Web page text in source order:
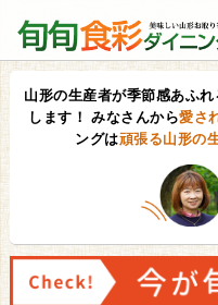
山形の生産者が季節感あふ
します！ みなさんから愛さ
ングは頑張る山形の